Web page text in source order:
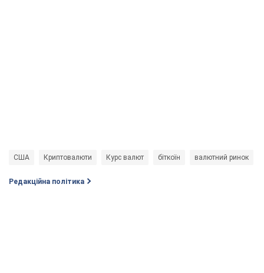
США Криптовалюти Курс валют біткоїн валютний ринок
Редакційна політика